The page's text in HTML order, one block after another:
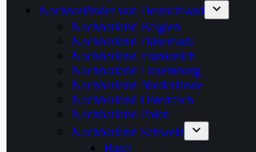
Nachbarländer von Deutschland
Nachbarland Belgien
Nachbarland Dänemark
Nachbarland Frankreich
Nachbarland Luxemburg
Nachbarland Niederlande
Nachbarland Österreich
Nachbarland Polen
Nachbarland Schweiz
Basel